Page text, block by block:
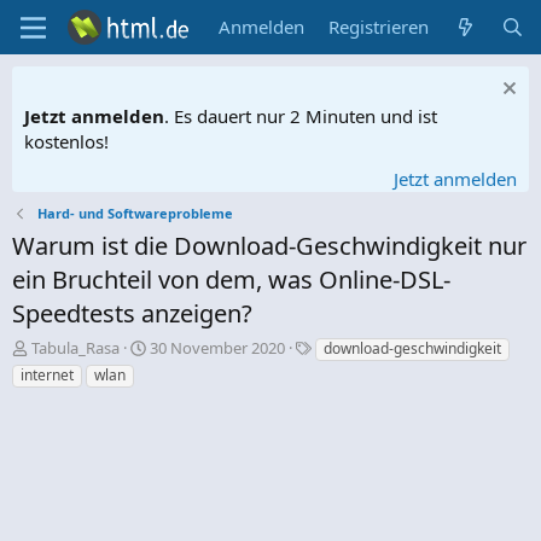
Anmelden Registrieren
Jetzt anmelden. Es dauert nur 2 Minuten und ist
kostenlos!
Jetzt anmelden
Hard- und Softwareprobleme
Warum ist die Download-Geschwindigkeit nur
ein Bruchteil von dem, was Online-DSL-
Speedtests anzeigen?
E
r
s
Tabula_Rasa
E
30 November 2020
S
c
download-geschwindigkeit
internet
wlan